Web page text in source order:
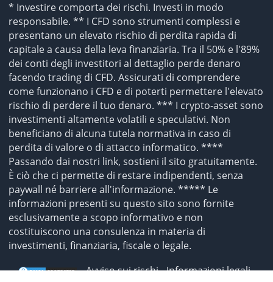
* Investire comporta dei rischi. Investi in modo
responsabile. ** I CFD sono strumenti complessi e
presentano un elevato rischio di perdita rapida di
capitale a causa della leva finanziaria. Tra il 50% e l'89%
dei conti degli investitori al dettaglio perde denaro
facendo trading di CFD. Assicurati di comprendere
come funzionano i CFD e di poterti permettere l'elevato
rischio di perdere il tuo denaro. *** I crypto-asset sono
investimenti altamente volatili e speculativi. Non
beneficiano di alcuna tutela normativa in caso di
perdita di valore o di attacco informatico. ****
Passando dai nostri link, sostieni il sito gratuitamente.
È ciò che ci permette di restare indipendenti, senza
paywall né barriere all'informazione. ***** Le
informazioni presenti su questo sito sono fornite
esclusivamente a scopo informativo e non
costituiscono una consulenza in materia di
investimenti, finanziaria, fiscale o legale.
-Avviso sui rischi-Informazioni legali-